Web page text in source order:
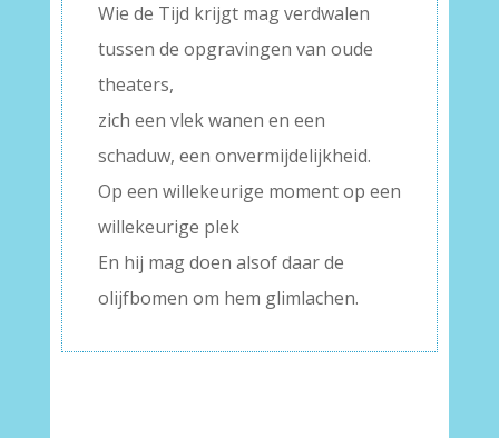
Wie de Tijd krijgt mag verdwalen
tussen de opgravingen van oude
theaters,
zich een vlek wanen en een
schaduw, een onvermijdelijkheid.
Op een willekeurige moment op een
willekeurige plek
En hij mag doen alsof daar de
olijfbomen om hem glimlachen.